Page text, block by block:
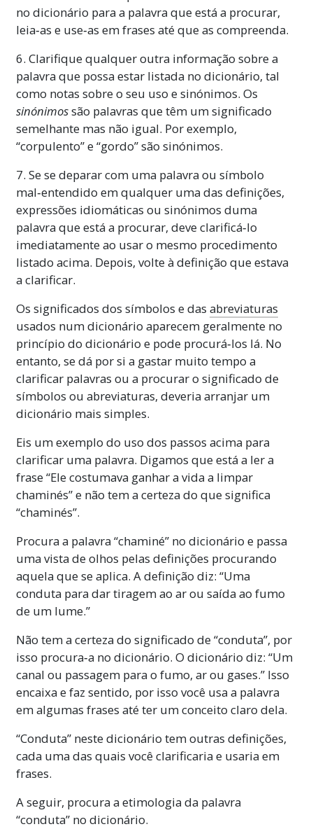
no dicionário para a palavra que está a procurar,
leia‑as e use‑as em frases até que as compreenda.
6. Clarifique qualquer outra informação sobre a
palavra que possa estar listada no dicionário, tal
como notas sobre o seu uso e sinónimos. Os
sinónimossão palavras que têm um significado
semelhante mas não igual. Por exemplo,
“corpulento” e “gordo” são sinónimos.
7. Se se deparar com uma palavra ou símbolo
mal‑entendido em qualquer uma das definições,
expressões idiomáticas ou sinónimos duma
palavra que está a procurar, deve clarificá‑lo
imediatamente ao usar o mesmo procedimento
listado acima. Depois, volte à definição que estava
a clarificar.
Os significados dos símbolos e das abreviaturas
usados num dicionário aparecem geralmente no
princípio do dicionário e pode procurá‑los lá. No
entanto, se dá por si a gastar muito tempo a
clarificar palavras ou a procurar o significado de
símbolos ou abreviaturas, deveria arranjar um
dicionário mais simples.
Eis um exemplo do uso dos passos acima para
clarificar uma palavra. Digamos que está a ler a
frase “Ele costumava ganhar a vida a limpar
chaminés” e não tem a certeza do que significa
“chaminés”.
Procura a palavra “chaminé” no dicionário e passa
uma vista de olhos pelas definições procurando
aquela que se aplica. A definição diz: “Uma
conduta para dar tiragem ao ar ou saída ao fumo
de um lume.”
Não tem a certeza do significado de “conduta”, por
isso procura‑a no dicionário. O dicionário diz: “Um
canal ou passagem para o fumo, ar ou gases.” Isso
encaixa e faz sentido, por isso você usa a palavra
em algumas frases até ter um conceito claro dela.
“Conduta” neste dicionário tem outras definições,
cada uma das quais você clarificaria e usaria em
frases.
A seguir, procura a etimologia da palavra
“conduta” no dicionário.